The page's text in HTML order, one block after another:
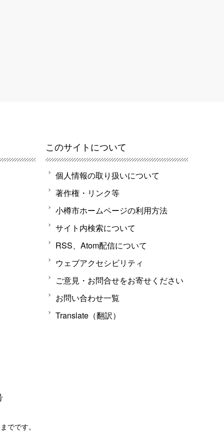
このサイトについて
個人情報の取り扱いについて
著作権・リンク等
小樽市ホームページの利用方法
サイト内検索について
RSS、Atom配信について
ウェブアクセシビリティ
ご意見・お問合せをお寄せください
お問い合わせ一覧
Translate（翻訳）
でです。